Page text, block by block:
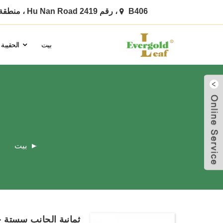
B406 ، رقم 2419 Hu Nan Road ، منطقة Pudong ، شنغهاي
بيت
بيت
ثمانية الجانب سستة
ارسل بريد
الكتروني